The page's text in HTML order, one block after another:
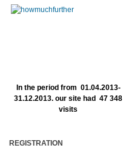
In the period from 01.04.2013-
31.12.2013. our site had 47 348
visits
REGISTRATION